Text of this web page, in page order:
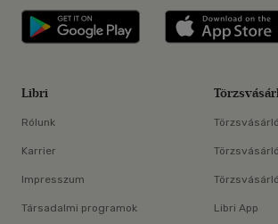
Libri applikáció
Libri
Rólunk
Karrier
Impresszum
Társadalmi programok Libri App